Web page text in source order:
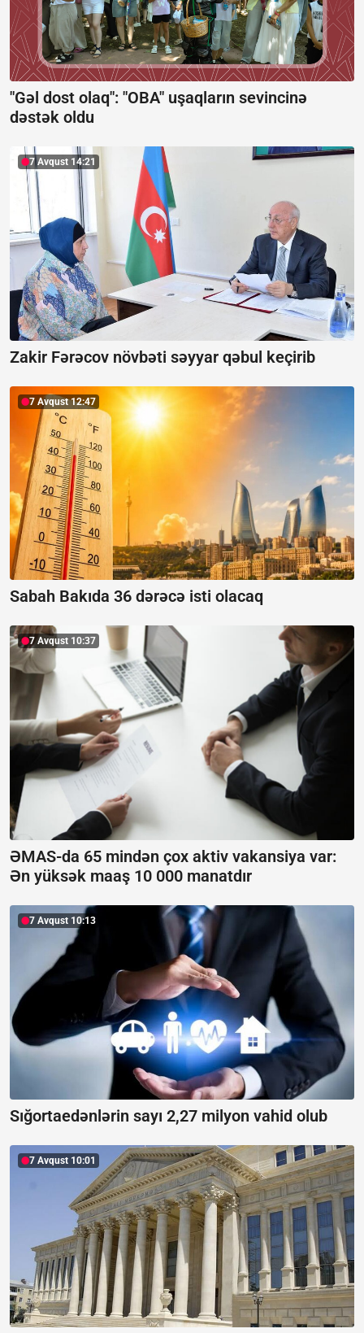
"Gəl dost olaq": "OBA" uşaqların sevincinə
dəstək oldu
7 Avqust 14:21
Zakir Fərəcov növbəti səyyar qəbul keçirib
7 Avqust 12:47
Sabah Bakıda 36 dərəcə isti olacaq
7 Avqust 10:37
ƏMAS-da 65 mindən çox aktiv vakansiya var:
Ən yüksək maaş 10 000 manatdır
7 Avqust 10:13
Sığortaedənlərin sayı 2,27 milyon vahid olub
7 Avqust 10:01